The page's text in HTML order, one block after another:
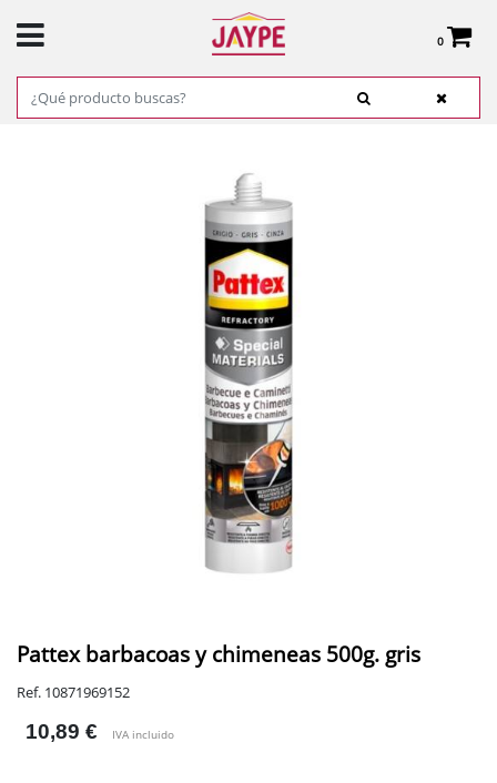
0
Total:
0,00 €
VER CESTA
Pattex barbacoas y chimeneas 500g. gris
Ref. 10871969152
10,89 € IVA incluido